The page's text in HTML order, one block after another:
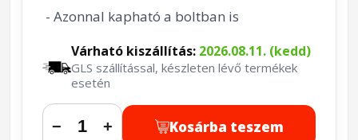
- Azonnal kapható a boltban is
Várható kiszállítás: 2026.08.11. (kedd)
GLS szállítással, készleten lévő termékek
esetén
− + Kosárba teszem